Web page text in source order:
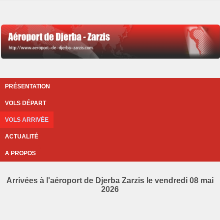
PRÉSENTATION
VOLS DÉPART
VOLS ARRIVÉE
ACTUALITÉ
A PROPOS
Arrivées à l'aéroport de Djerba Zarzis le vendredi 08 mai
2026